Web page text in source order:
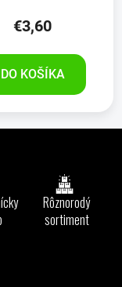
€3,60
DO KOŠÍKA
Rôznorodý
sortiment